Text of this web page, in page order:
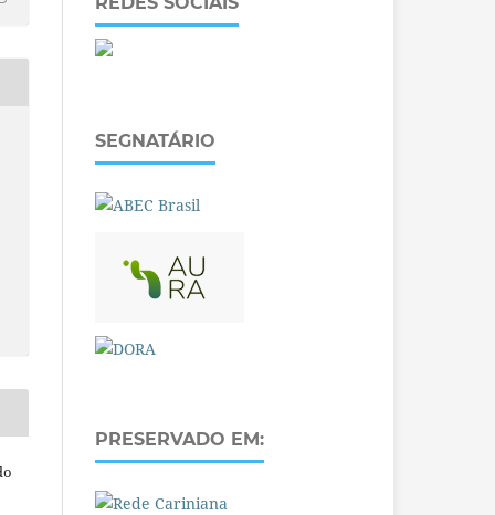
SEGNATÁRIO
PRESERVADO EM: